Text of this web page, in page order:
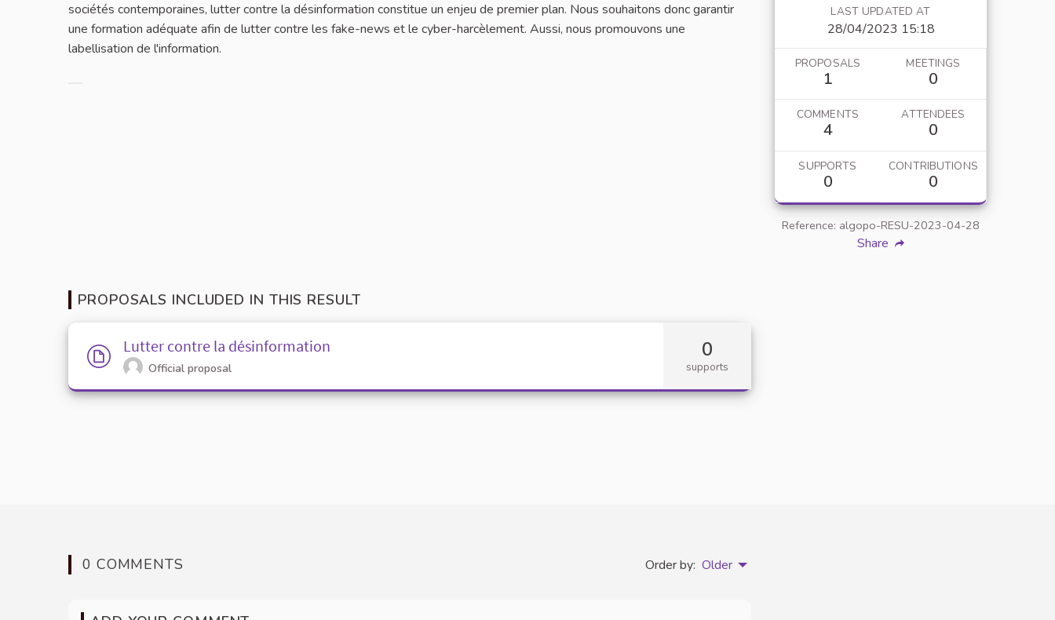
sociétés contemporaines, lutter contre la désinformation constitue un enjeu de premier plan. Nous souhaitons donc garantir
une formation adéquate afin de lutter contre les fake-news et le cyber-harcèlement. Aussi, nous promouvons une
labellisation de l'information.
LAST UPDATED AT
28/04/2023 15:18
PROPOSALS
1
MEETINGS
0
COMMENTS
4
ATTENDEES
0
SUPPORTS
0
CONTRIBUTIONS
0
Reference: algopo-RESU-2023-04-28
Share
PROPOSALS INCLUDED IN THIS RESULT
Lutter contre la désinformation
Official proposal
0
supports
0 COMMENTS Order by: Older